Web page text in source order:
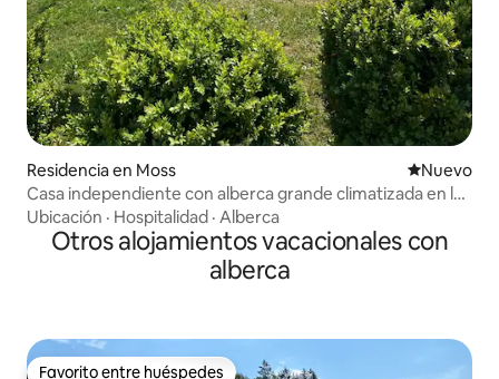
Residencia en Moss Nuevo
Nuevo
Casa independiente con alberca grande climatizada en la
isla de Jeløy
Ubicación · Hospitalidad · Alberca
Otros alojamientos vacacionales con
alberca
Favorito entre huéspedes